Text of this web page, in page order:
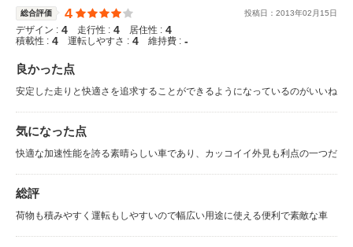
総合評価 4 投稿日： 2013年02 月 15日
デザイン : 4 走行性 : 4 居住性 : 4
積載性 : 4 運転しやすさ : 4 維持費 : -
良かった点
安定した走りと快適さを追求することができるようになっているのがいいね
気になった点
快適な加速性能を誇る素晴らしい車であり、カッコイイ外見も利点の一つだ
総評
荷物も積みやすく運転もしやすいので幅広い用途に使える便利で素敵な車